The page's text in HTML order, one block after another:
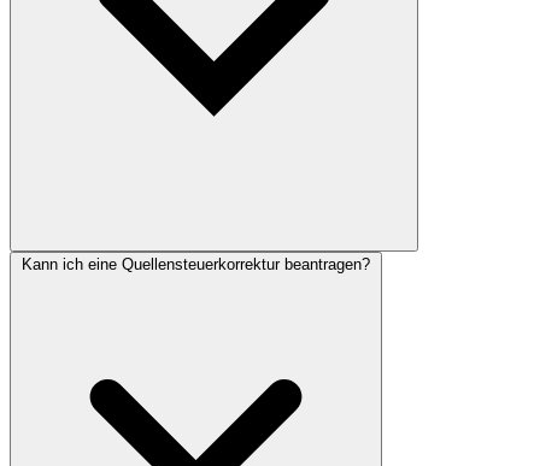
Kann ich eine Quellensteuerkorrektur beantragen?